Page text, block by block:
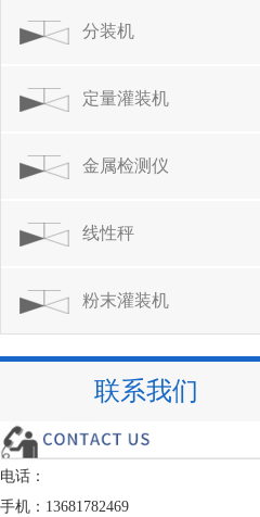
分装机
定量灌装机
金属检测仪
线性秤
粉末灌装机
联系我们
电话：
手机：13681782469